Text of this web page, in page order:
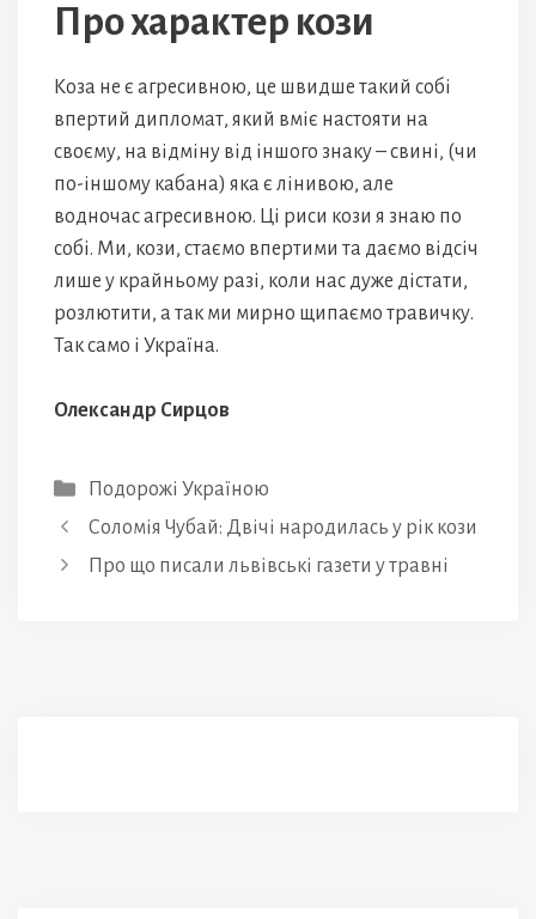
Про характер кози
Коза не є агресивною, це швидше такий собі
впертий дипломат, який вміє настояти на
своєму, на відміну від іншого знаку – свині, (чи
по-іншому кабана) яка є лінивою, але
водночас агресивною. Ці риси кози я знаю по
собі. Ми, кози, стаємо впертими та даємо відсіч
лише у крайньому разі, коли нас дуже дістати,
розлютити, а так ми мирно щипаємо травичку.
Так само і Україна.
Олександр Сирцов
Категорії
Подорожі Україною
Соломія Чубай: Двічі народилась у рік кози
Про що писали львівські газети у травні